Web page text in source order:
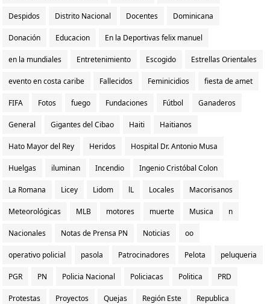
Despidos Distrito Nacional Docentes Dominicana
Donación Educacion En la Deportivas felix manuel
en la mundiales Entretenimiento Escogido Estrellas Orientales
evento en costa caribe Fallecidos Feminicidios fiesta de amet
FIFA Fotos fuego Fundaciones Fútbol Ganaderos
General Gigantes del Cibao Haiti Haitianos
Hato Mayor del Rey Heridos Hospital Dr. Antonio Musa
Huelgas iluminan Incendio Ingenio Cristóbal Colon
La Romana Licey Lidom lL Locales Macorisanos
Meteorológicas MLB motores muerte Musica n
Nacionales Notas de Prensa PN Noticias oo
operativo policial pasola Patrocinadores Pelota peluqueria
PGR PN Policia Nacional Policiacas Politica PRD
Protestas Proyectos Quejas Región Este Republica